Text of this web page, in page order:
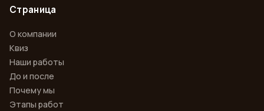
Страница
О компании
Квиз
Наши работы
До и после
Почему мы
Этапы работ